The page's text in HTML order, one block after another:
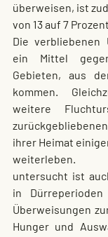
überweisen, ist
von 13 auf 7
Die verbliebenen
ein Mittel
Gebieten, aus
kommen.
weitere
ihrer Heimat
weiterleben.
untersucht ist
in
Überweisungen
Hunger und